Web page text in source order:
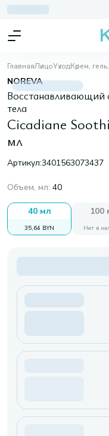
ГлавнаяЛицоУходКрем,
NOREVA
тела
Cicadiane
мл
Артикул:3401563073437
Объем, мл: 40
40 мл
35,64 BYN
100
Нет в